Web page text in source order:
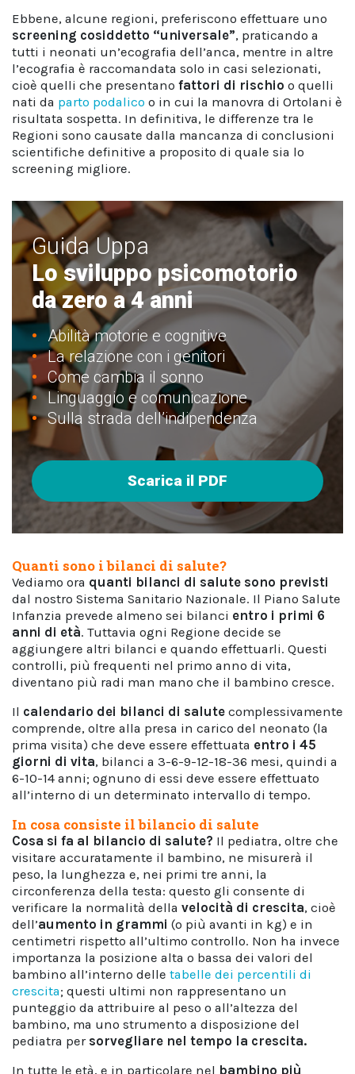
Ebbene, alcune regioni, preferiscono effettuare uno
screening cosiddetto “universale”, praticando a
tutti i neonati un’ecografia dell’anca, mentre in altre
l’ecografia è raccomandata solo in casi selezionati,
cioè quelli che presentano fattori di rischio o quelli
nati da parto podalico o in cui la manovra di Ortolani è
risultata sospetta. In definitiva, le differenze tra le
Regioni sono causate dalla mancanza di conclusioni
scientifiche definitive a proposito di quale sia lo
screening migliore.
Guida Uppa
Lo sviluppo psicomotorio
da zero a 4 anni
Abilità motorie e cognitive
La relazione con i genitori
Come cambia il sonno
Linguaggio e comunicazione
Sulla strada dell’indipendenza
Scarica il PDF
Quanti sono i bilanci di salute?
Vediamo ora quanti bilanci di salute sono previsti
dal nostro Sistema Sanitario Nazionale. Il Piano Salute
Infanzia prevede almeno sei bilanci entro i primi 6
anni di età. Tuttavia ogni Regione decide se
aggiungere altri bilanci e quando effettuarli. Questi
controlli, più frequenti nel primo anno di vita,
diventano più radi man mano che il bambino cresce.
Il calendario dei bilanci di salute complessivamente
comprende, oltre alla presa in carico del neonato (la
prima visita) che deve essere effettuata entro i 45
giorni di vita, bilanci a 3-6-9-12-18-36 mesi, quindi a
6-10-14 anni; ognuno di essi deve essere effettuato
all’interno di un determinato intervallo di tempo.
In cosa consiste il bilancio di salute
Cosa si fa al bilancio di salute? Il pediatra, oltre che
visitare accuratamente il bambino, ne misurerà il
peso, la lunghezza e, nei primi tre anni, la
circonferenza della testa: questo gli consente di
verificare la normalità della velocità di crescita, cioè
dell’aumento in grammi (o più avanti in kg) e in
centimetri rispetto all’ultimo controllo. Non ha invece
importanza la posizione alta o bassa dei valori del
bambino all’interno delle tabelle dei percentili di
crescita; questi ultimi non rappresentano un
punteggio da attribuire al peso o all’altezza del
bambino, ma uno strumento a disposizione del
pediatra per sorvegliare nel tempo la crescita.
In tutte le età, e in particolare nel bambino più